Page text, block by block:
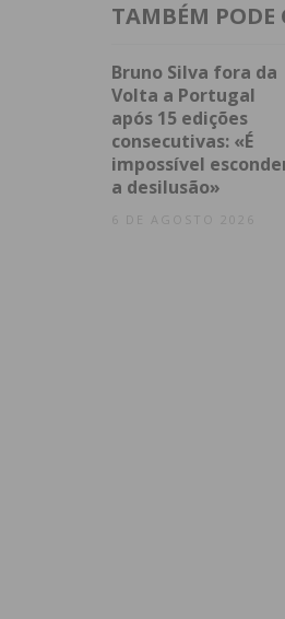
TAMBÉM PODE
Bruno Silva fora da
Volta a Portugal
após 15 edições
consecutivas: «É
impossível
a desilusão»
6 DE AGOSTO 2026